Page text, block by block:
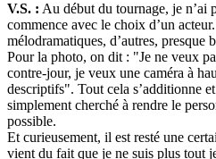
V.S. : Au début du tournage, je n’ai
commence avec le choix d’un
mélodramatiques, d’autres, presque
Pour la photo, on dit : "Je ne veux
contre-jour, je veux une caméra à
descriptifs". Tout cela s’additionne
simplement cherché à rendre le
possible.
Et curieusement, il est resté une
vient du fait que je ne suis plus tout